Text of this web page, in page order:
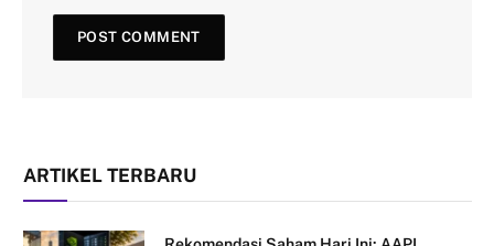
ARTIKEL TERBARU